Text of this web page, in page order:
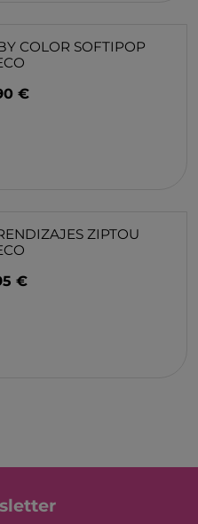
COLOR SOFTIPOP
€
ZIPTOU
€